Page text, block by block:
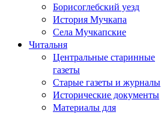
Борисоглебский уезд
История Мучкапа
Села Мучкапские
Читальня
Центральные старинные
газеты
Старые газеты и журналы
Исторические документы
Материалы для